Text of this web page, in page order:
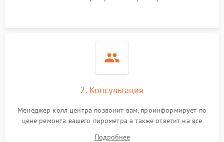
2. Консультация
Менеджер колл центра позвонит вам, проинформирует по
цене ремонта вашего пирометра а также ответит на все
Подробнее